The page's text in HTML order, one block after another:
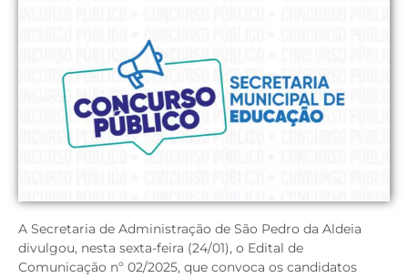
A Secretaria de Administração de São Pedro da Aldeia
divulgou, nesta sexta-feira (24/01), o Edital de
Comunicação nº 02/2025, que convoca os candidatos